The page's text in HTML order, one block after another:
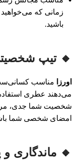
زمانی که
باشید.
🔸 تیپ
اورزا
مناسب کسانی‌ست
می‌دهند عطری
شخصیت شما جدی،
امضای شخصی شما
🔸 ماندگاری